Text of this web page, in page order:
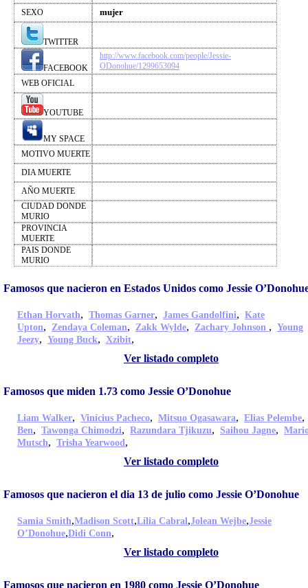
SEXO
mujer
TWITTER
FACEBOOK
http://www.facebook.com/people/Jessie-
ODonohue/1299653094
WEB OFICIAL
YOUTUBE
MY SPACE
MOTIVO MUERTE
DIA MUERTE
AÑO MUERTE
CIUDAD DONDE
MURIO
PROVINCIA
MUERTE
PAIS DONDE
MURIO
Famosos que nacieron en Estados Unidos como Jessie
Ethan Horvath, Thomas Garner, James Gandolfini, Kate
Upton, Zendaya Coleman, Zakk Wylde, Zachary Johnson , Young
Jeezy, Young Buck, Xzibit,
Ver listado completo
Famosos que miden 1.73 como Jessie O’Donohue
Liam Walker, Vinícius Pacheco, Mitsuo Ogasawara, Elias Pelembe
Ben, Tawonga Chimodzi, Razundara Tjikuzu, Saihou Jagne,
Mutsch, Trisha Yearwood,
Ver listado completo
Famosos que nacieron el dia 13 de julio como Jessie O’Donohue
Samia Smith,Madison Scott,Lília Cabral,Jolean Wejbe,Jessie
O’Donohue,Didi Conn,
Ver listado completo
Famosos que nacieron en 1980 como Jessie O’Donohue